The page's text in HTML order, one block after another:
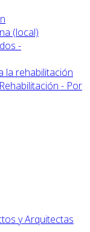
(local)
-
la rehabilitación
- Por
y Arquitectas